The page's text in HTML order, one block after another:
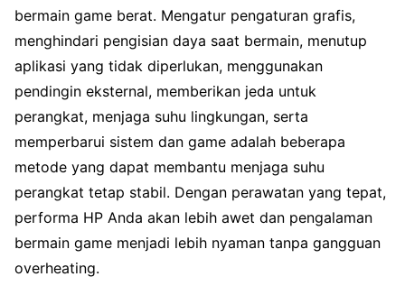
bermain game berat. Mengatur pengaturan grafis,
menghindari pengisian daya saat bermain, menutup
aplikasi yang tidak diperlukan, menggunakan
pendingin eksternal, memberikan jeda untuk
perangkat, menjaga suhu lingkungan, serta
memperbarui sistem dan game adalah beberapa
metode yang dapat membantu menjaga suhu
perangkat tetap stabil. Dengan perawatan yang tepat,
performa HP Anda akan lebih awet dan pengalaman
bermain game menjadi lebih nyaman tanpa gangguan
overheating.